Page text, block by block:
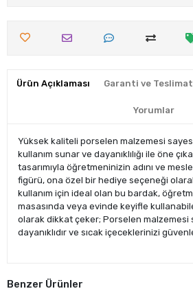
Ürün Açıklaması Garanti ve Teslimat
Yorumlar
Yüksek kaliteli porselen malzemesi
kullanım sunar ve dayanıklılığı ile öne
tasarımıyla öğretmeninizin adını ve
figürü, ona özel bir hediye seçeneği
kullanım için ideal olan bu bardak,
masasında veya evinde keyifle
olarak dikkat çeker; Porselen malzemesi
dayanıklıdır ve sıcak içeceklerinizi
Benzer Ürünler